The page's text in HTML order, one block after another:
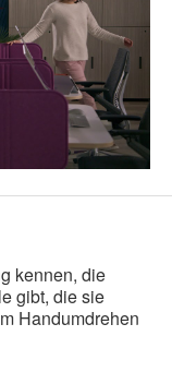
kennen, die
gibt, die sie
Handumdrehen